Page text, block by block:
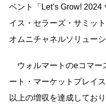
ベント「Let’s Grow!
イス・セラーズ・サミッ
オムニチャネルソリュー
ウォルマートのeコマー
ート・マーケットプレイ
以上の増収を達成してお